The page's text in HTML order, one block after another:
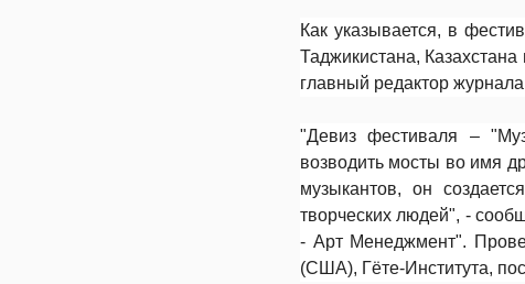
Как указывается, в
Таджикистана,
главный редактор
"Девиз фестиваля –
возводить мосты во имя
музыкантов, он
творческих людей", -
- Арт Менеджмент".
(США), Гёте-Института,